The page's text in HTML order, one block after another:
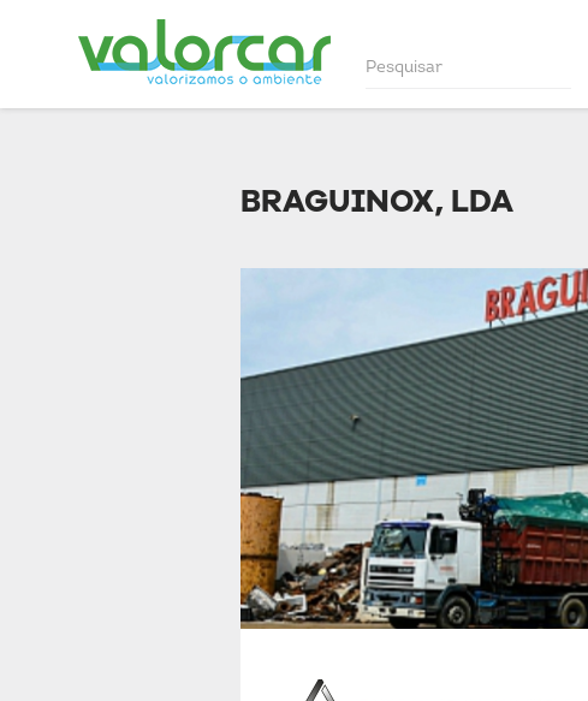
BRAGUINOX, LDA